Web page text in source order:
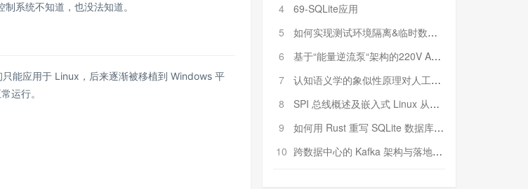
系统不知道，也没法知道。
能应用于 Linux，后来逐渐被移植到 Windows 平
运行。
4
69-SQLite应用
5
如何实现测试环境隔离&临时数据库（pytest+SQLite）
6
基于“能量逆流泵“架构的220V AC至20V DC 300W高效电源设计
7
认知语义学的象似性原理对人工智能自然语言处理深层语义分析的影响与启示
8
SPI 总线概述及嵌入式 Linux 从属 SPI 设备驱动程序开发（第二部分，实践）
9
如何用 Rust 重写 SQLite 数据库（二）:是否有市场空间？
10 跨数据中心的 Kafka 架构与落地实战